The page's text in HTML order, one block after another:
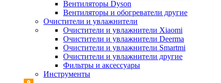
Вентиляторы Dyson
Вентиляторы и обогреватели другие
Очистители и увлажнители
Очистители и увлажнители Xiaomi
Очистители и увлажнители Deerma
Очистители и увлажнители Smartmi
Очистители и увлажнители другие
Фильтры и аксессуары
Инструменты